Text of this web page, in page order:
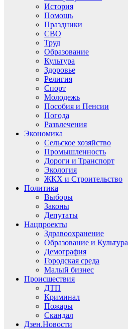
История
Помощь
Праздники
СВО
Труд
Образование
Культура
Здоровье
Религия
Спорт
Молодежь
Пособия и Пенсии
Погода
Развлечения
Экономика
Сельское хозяйство
Промышленность
Дороги и Транспорт
Экология
ЖКХ и Строительство
Политика
Выборы
Законы
Депутаты
Нацпроекты
Здравоохранение
Образование и Культура
Демография
Городская среда
Малый бизнес
Происшествия
ДТП
Криминал
Пожары
Скандал
Дзен.Новости